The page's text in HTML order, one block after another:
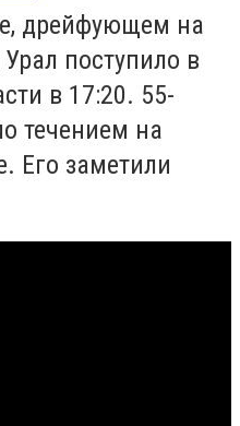
дрейфующем на
поступило в
в 17:20. 55-
течением на
Его заметили